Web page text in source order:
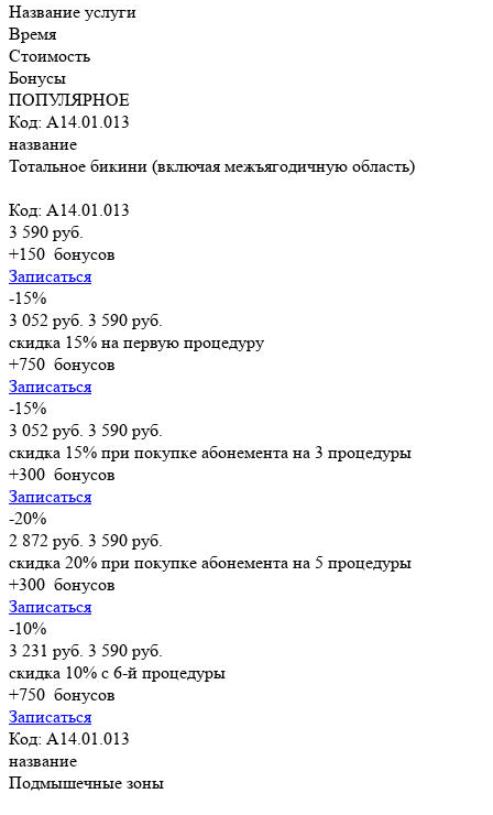
Название услуги
Время
Стоимость
Бонусы
ПОПУЛЯРНОЕ
Код: A14.01.013
название
Тотальное бикини (включая межъягодичную область)
Код: A14.01.013
3 590 руб.
+150 бонусов
Записаться
-15%
3 052 руб. 3 590 руб.
скидка 15% на первую процедуру
+750 бонусов
Записаться
-15%
3 052 руб. 3 590 руб.
скидка 15% при покупке абонемента на 3 процедуры
+300 бонусов
Записаться
-20%
2 872 руб. 3 590 руб.
скидка 20% при покупке абонемента на 5 процедуры
+300 бонусов
Записаться
-10%
3 231 руб. 3 590 руб.
скидка 10% с 6-й процедуры
+750 бонусов
Записаться
Код: A14.01.013
название
Подмышечные зоны